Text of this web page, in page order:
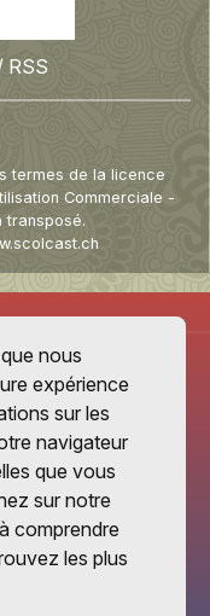
RSS
termes de la licence
Commerciale -
transposé.
nous
expérience
sur les
navigateur
que vous
sur notre
comprendre
les plus